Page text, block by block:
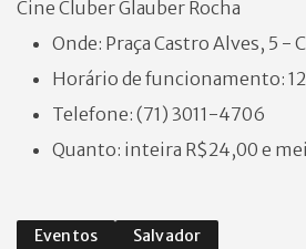
Cine Cluber Glauber Rocha
Onde: Praça Castro Alves, 5
Horário de funcionamento:
Telefone: (71) 3011-4706
Quanto: inteira R$24,00 e
Eventos Salvador